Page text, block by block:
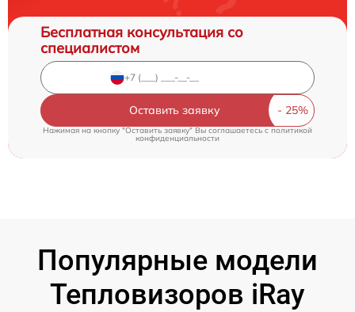
Бесплатная консультация со
специалистом
Оставить заявку
Нажимая на кнопку "Оставить заявку" Вы соглашаетесь cполитикой
конфиденциальности
Популярные модели
Тепловизоров iRay